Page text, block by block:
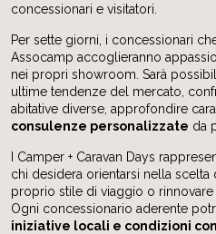
concessionari e visitatori.
Per sette giorni, i concessionari
Assocamp accoglieranno
nei propri showroom. Sarà
ultime tendenze del mercato,
abitative diverse, approfondire
consulenze personalizzate da
I Camper + Caravan Days
chi desidera orientarsi nella scelta
proprio stile di viaggio o
Ogni concessionario aderente
iniziative locali e condizioni